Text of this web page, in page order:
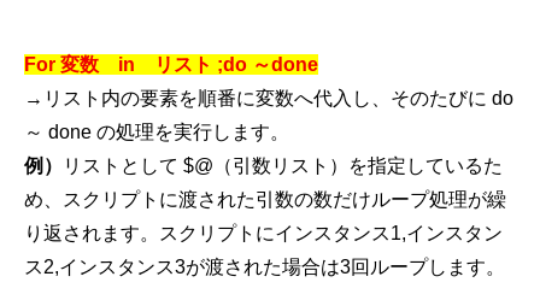
For 変数 in リスト ;do ～done
→ リスト内の要素を順番に変数へ代入し、そのたびに do
～ done の処理を実行します。
例）
リストとして $@ （引数リスト）を指定しているた
め、スクリプトに渡された引数の数だけループ処理が繰
り返されます。スクリプトにインスタンス1,インスタン
ス2,インスタンス3が渡された場合は3回ループします。